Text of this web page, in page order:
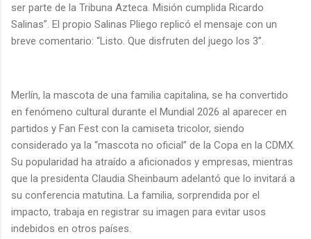
ser parte de la Tribuna Azteca. Misión cumplida Ricardo
Salinas”. El propio Salinas Pliego replicó el mensaje con un
breve comentario: “Listo. Que disfruten del juego los 3”.
Merlín, la mascota de una familia capitalina, se ha convertido
en fenómeno cultural durante el Mundial 2026 al aparecer en
partidos y Fan Fest con la camiseta tricolor, siendo
considerado ya la “mascota no oficial” de la Copa en la CDMX.
Su popularidad ha atraído a aficionados y empresas, mientras
que la presidenta Claudia Sheinbaum adelantó que lo invitará a
su conferencia matutina. La familia, sorprendida por el
impacto, trabaja en registrar su imagen para evitar usos
indebidos en otros países.